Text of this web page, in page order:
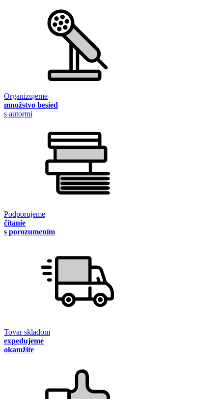
Organizujeme
množstvo besied
s autormi
Podporujeme
čítanie
s porozumením
Tovar skladom
expedujeme
okamžite